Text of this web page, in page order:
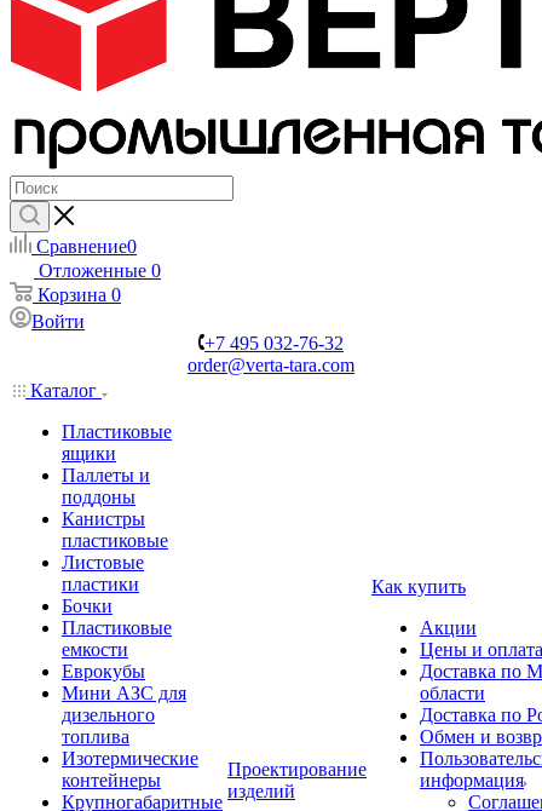
Сравнение0
Отложенные 0
Корзина 0
Войти
+7 495 032-76-32
order@verta-tara.com
Каталог
Пластиковые
ящики
Паллеты и
поддоны
Канистры
пластиковые
Листовые
пластики
Бочки
Пластиковые
емкости
Еврокубы
Мини АЗС для
дизельного
топлива
Изотермические
контейнеры
Крупногабаритные
Проектирование
изделий
Как купить
Акции
Цены и оплата
Доставка по
области
Доставка по
Обмен и
информация